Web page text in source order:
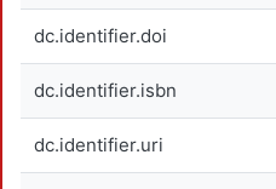
dc.identifier.doi
dc.identifier.isbn
dc.identifier.uri